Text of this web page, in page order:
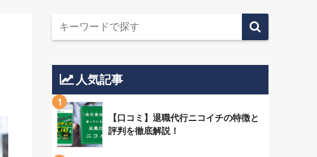
人気記事
1
【口コミ】退職代行ニコイチの特徴と
評判を徹底解説！